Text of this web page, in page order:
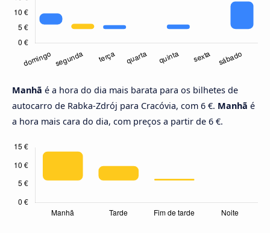
Manhã é a hora do dia mais barata para os bilhetes de
autocarro de Rabka-Zdrój para Cracóvia, com 6 €. Manhã é
a hora mais cara do dia, com preços a partir de 6 €.